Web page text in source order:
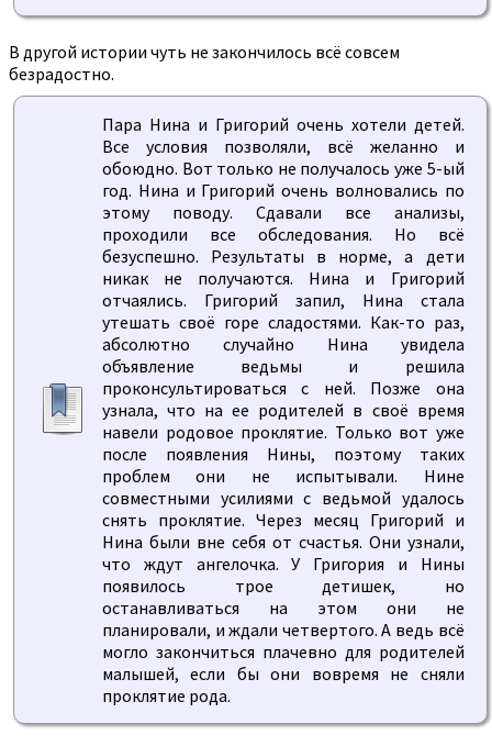
В другой истории чуть не закончилось всё совсем
безрадостно.
Пара Нина и Григорий очень хотели детей.
Все условия позволяли, всё желанно и
обоюдно. Вот только не получалось уже 5-ый
год. Нина и Григорий очень волновались по
этому поводу. Сдавали все анализы,
проходили все обследования. Но всё
безуспешно. Результаты в норме, а дети
никак не получаются. Нина и Григорий
отчаялись. Григорий запил, Нина стала
утешать своё горе сладостями. Как-то раз,
абсолютно случайно Нина увидела
объявление ведьмы и решила
проконсультироваться с ней. Позже она
узнала, что на ее родителей в своё время
навели родовое проклятие. Только вот уже
после появления Нины, поэтому таких
проблем они не испытывали. Нине
совместными усилиями с ведьмой удалось
снять проклятие. Через месяц Григорий и
Нина были вне себя от счастья. Они узнали,
что ждут ангелочка. У Григория и Нины
появилось трое детишек, но
останавливаться на этом они не
планировали, и ждали четвертого. А ведь всё
могло закончиться плачевно для родителей
малышей, если бы они вовремя не сняли
проклятие рода.